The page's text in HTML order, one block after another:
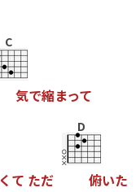
C
気で縮まって
く て ただ
D
俯いた